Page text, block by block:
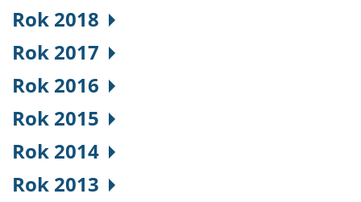
Rok 2018
Rok 2017
Rok 2016
Rok 2015
Rok 2014
Rok 2013